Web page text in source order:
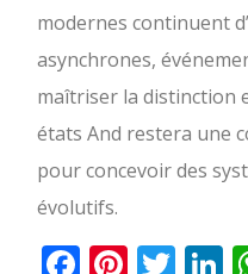
modernes continuent
asynchrones,
maîtriser la distinction
états And restera une
pour concevoir des
évolutifs.